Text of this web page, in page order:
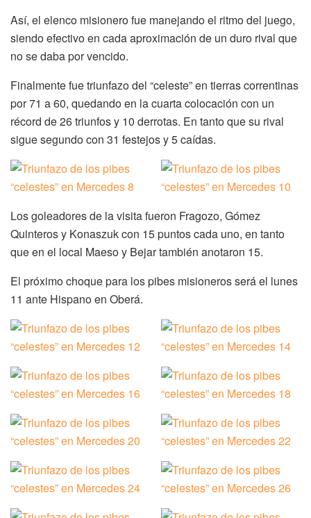
Así, el elenco misionero fue manejando el ritmo del juego,
siendo efectivo en cada aproximación de un duro rival que
no se daba por vencido.
Finalmente fue triunfazo del “celeste” en tierras correntinas
por 71 a 60, quedando en la cuarta colocación con un
récord de 26 triunfos y 10 derrotas. En tanto que su rival
sigue segundo con 31 festejos y 5 caídas.
Los goleadores de la visita fueron Fragozo, Gómez
Quinteros y Konaszuk con 15 puntos cada uno, en tanto
que en el local Maeso y Bejar también anotaron 15.
El próximo choque para los pibes misioneros será el lunes
11 ante Hispano en Oberá.